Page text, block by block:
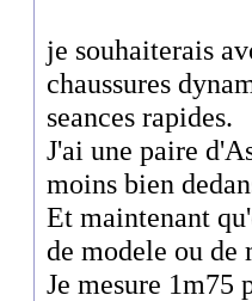
je souhaiterais
chaussures
seances rapides.
J'ai une paire
moins bien
Et maintenant
de modele ou de
Je mesure 1m75